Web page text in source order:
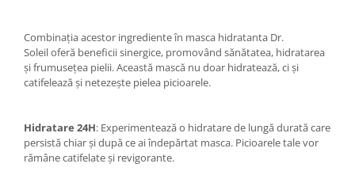
Combinația acestor ingrediente în masca hidratanta Dr.
Soleil oferă beneficii sinergice, promovând sănătatea, hidratarea
și frumusețea pielii. Această mască nu doar hidratează, ci și
catifelează și netezește pielea picioarele.
Hidratare 24H: Experimentează o hidratare de lungă durată care
persistă chiar și după ce ai îndepărtat masca. Picioarele tale vor
rămâne catifelate și revigorante.